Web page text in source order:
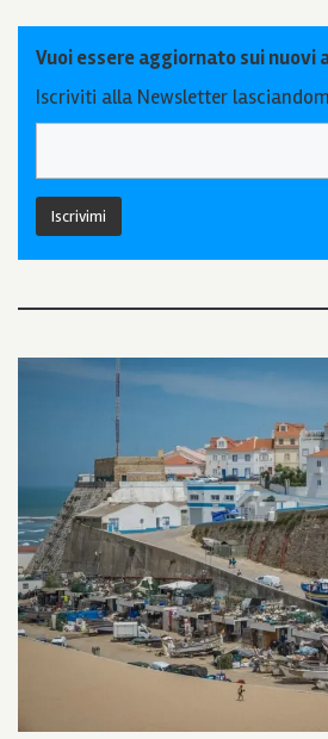
Vuoi essere aggiornato sui nuovi
Iscriviti alla Newsletter